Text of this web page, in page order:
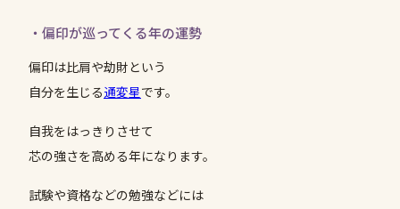
・偏印が巡ってくる年の運勢
偏印は比肩や劫財という
自分を生じる通変星です。
自我をはっきりさせて
芯の強さを高める年になります。
試験や資格などの勉強などには